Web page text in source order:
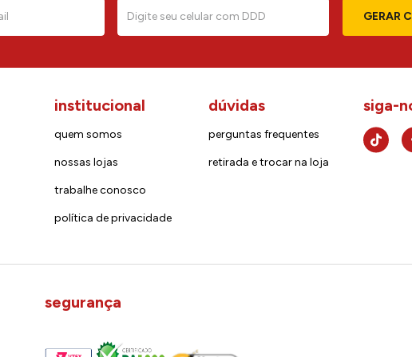
GERAR
institucional
quem somos
nossas lojas
trabalhe conosco
política de privacidade
dúvidas
perguntas frequentes
retirada e trocar na loja
siga-
segurança